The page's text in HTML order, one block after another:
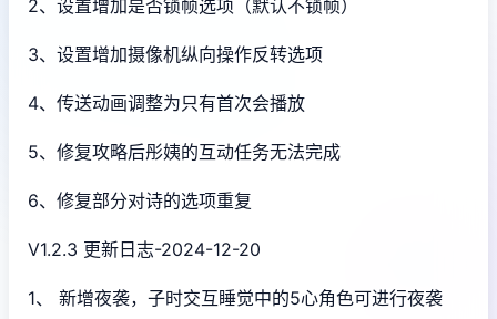
2、设置增加是否锁帧选项（默认不锁帧）
3、设置增加摄像机纵向操作反转选项
4、传送动画调整为只有首次会播放
5、修复攻略后彤姨的互动任务无法完成
6、修复部分对诗的选项重复
V1.2.3 更新日志-2024-12-20
1、 新增夜袭，子时交互睡觉中的5心角色可进行夜袭